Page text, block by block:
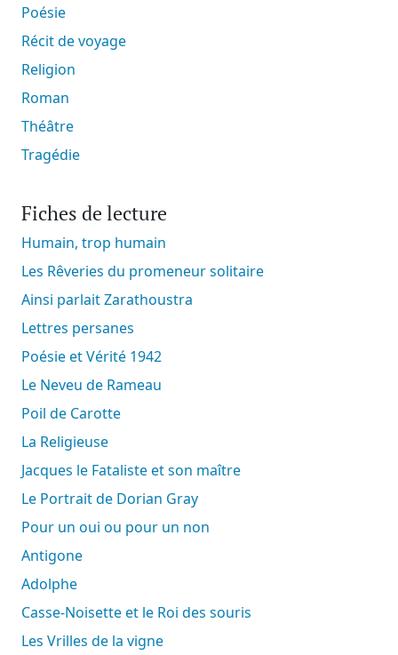
Poésie
Récit de voyage
Religion
Roman
Théâtre
Tragédie
Fiches de lecture
Humain, trop humain
Les Rêveries du promeneur solitaire
Ainsi parlait Zarathoustra
Lettres persanes
Poésie et Vérité 1942
Le Neveu de Rameau
Poil de Carotte
La Religieuse
Jacques le Fataliste et son maître
Le Portrait de Dorian Gray
Pour un oui ou pour un non
Antigone
Adolphe
Casse-Noisette et le Roi des souris
Les Vrilles de la vigne